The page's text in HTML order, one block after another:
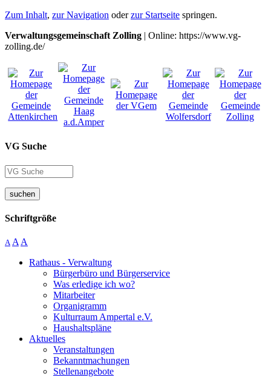
Zum Inhalt, zur Navigation oderzur Startseite springen.
Verwaltungsgemeinschaft Zolling | Online: https://www.vg-
zolling.de/
VG Suche
suchen
Schriftgröße
A A A
Rathaus - Verwaltung
Bürgerbüro und Bürgerservice
Was erledige ich wo?
Mitarbeiter
Organigramm
Kulturraum Ampertal e.V.
Haushaltspläne
Aktuelles
Veranstaltungen
Bekanntmachungen
Stellenangebote